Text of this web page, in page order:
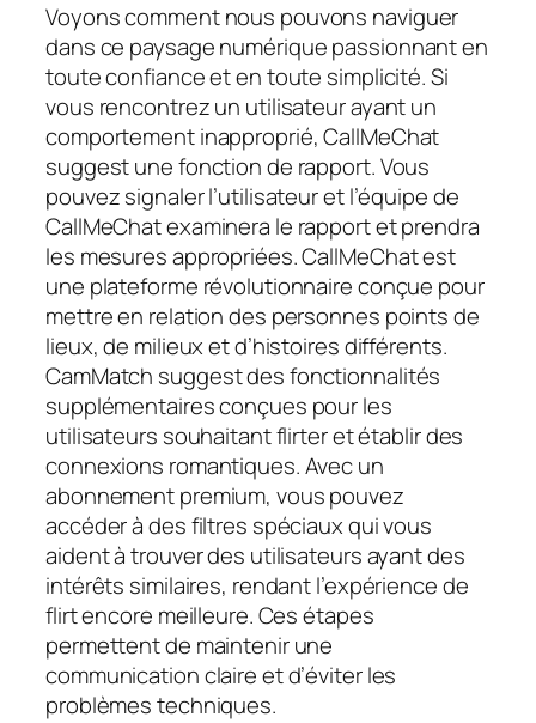
Voyons comment nous pouvons naviguer
dans ce paysage numérique passionnant en
toute confiance et en toute simplicité. Si
vous rencontrez un utilisateur ayant un
comportement inapproprié, CallMeChat
suggest une fonction de rapport. Vous
pouvez signaler l’utilisateur et l’équipe de
CallMeChat examinera le rapport et prendra
les mesures appropriées. CallMeChat est
une plateforme révolutionnaire conçue pour
mettre en relation des personnes points de
lieux, de milieux et d’histoires différents.
CamMatch suggest des fonctionnalités
supplémentaires conçues pour les
utilisateurs souhaitant flirter et établir des
connexions romantiques. Avec un
abonnement premium, vous pouvez
accéder à des filtres spéciaux qui vous
aident à trouver des utilisateurs ayant des
intérêts similaires, rendant l’expérience de
flirt encore meilleure. Ces étapes
permettent de maintenir une
communication claire et d’éviter les
problèmes techniques.